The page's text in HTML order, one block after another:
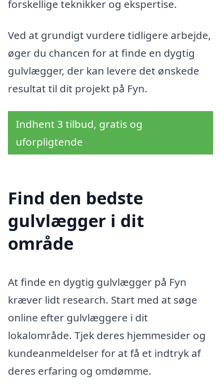
forskellige teknikker og ekspertise.
Ved at grundigt vurdere tidligere arbejde,
øger du chancen for at finde en dygtig
gulvlægger, der kan levere det ønskede
resultat til dit projekt på Fyn.
Indhent 3 tilbud, gratis og
uforpligtende
Find den bedste
gulvlægger i dit
område
At finde en dygtig gulvlægger på Fyn
kræver lidt research. Start med at søge
online efter gulvlæggere i dit
lokalområde. Tjek deres hjemmesider og
kundeanmeldelser for at få et indtryk af
deres erfaring og omdømme.